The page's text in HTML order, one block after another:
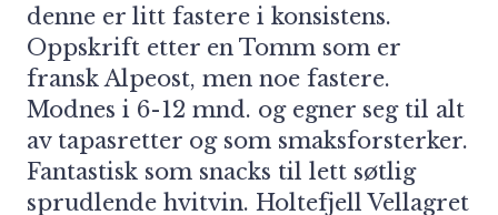
denne er litt fastere i konsistens.
Oppskrift etter en Tomm som er
fransk Alpeost, men noe fastere.
Modnes i 6-12 mnd. og egner seg til alt
av tapasretter og som smaksforsterker.
Fantastisk som snacks til lett søtlig
sprudlende hvitvin. Holtefjell Vellagret